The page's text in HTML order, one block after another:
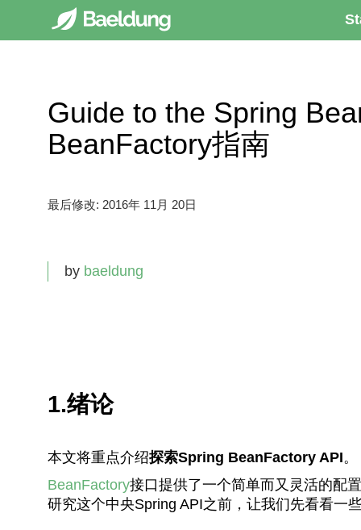
Guide to the Spring
BeanFactory指南
最后修改: 2016年 11月 20日
by baeldung
1.绪论
本文将重点介绍探索Spring BeanFactory API。
BeanFactory接口提供了一个简单而又灵活的配
研究这个中央Spring API之前，让我们先看看一